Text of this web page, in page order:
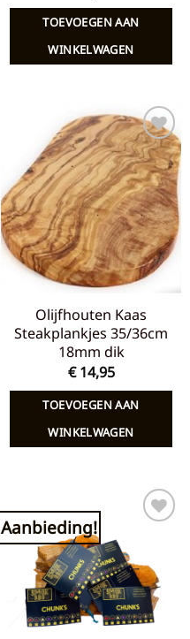
TOEVOEGEN AAN
WINKELWAGEN
Toevoegen
aan
verlanglijst
Olijfhouten Kaas
Steakplankjes 35/36cm
18mm dik
€14,95
TOEVOEGEN AAN
WINKELWAGEN
Aanbieding!
Toevoegen
aan
verlanglijst